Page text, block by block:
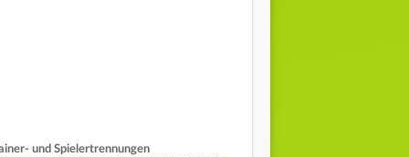
und Spielertrennungen